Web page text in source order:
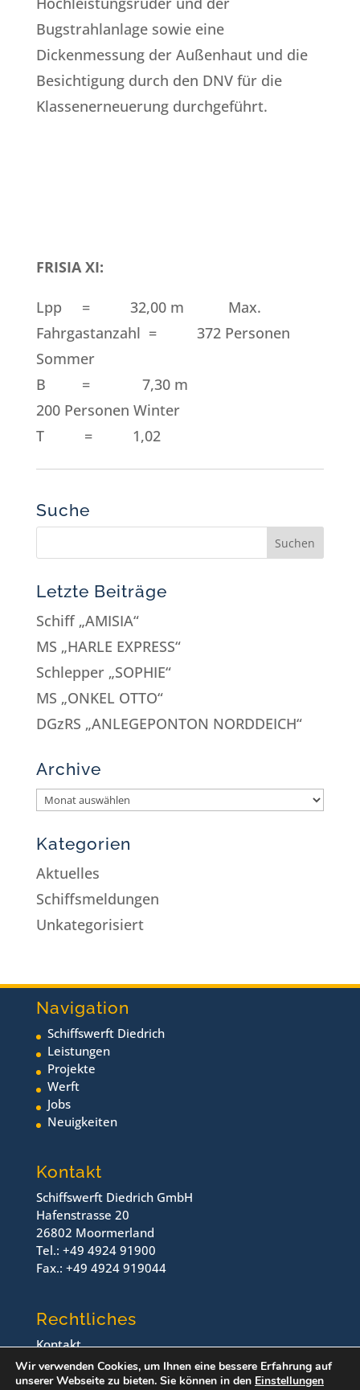
Bugstrahlanlage sowie eine
Dickenmessung der Außenhaut und die
Besichtigung durch den DNV für die
Klassenerneuerung durchgeführt.
FRISIA XI:
Lpp = 32,00 m Max.
Fahrgastanzahl = 372 Personen
Sommer
B = 7,30 m
200 Personen Winter
T = 1,02
Suche
Letzte Beiträge
Schiff „AMISIA“
MS „HARLE EXPRESS“
Schlepper „SOPHIE“
MS „ONKEL OTTO“
DGzRS „ANLEGEPONTON NORDDEICH“
Archive
Kategorien
Aktuelles
Schiffsmeldungen
Unkategorisiert
Navigation
Schiffswerft Diedrich
Leistungen
Projekte
Werft
Jobs
Neuigkeiten
Kontakt
Schiffswerft Diedrich GmbH
Hafenstrasse 20
26802 Moormerland
Tel.: +49 4924 91900
Fax.: +49 4924 919044
Rechtliches
Kontakt
Impressum
Datenschutz
Wir verwenden Cookies, um Ihnen eine bessere Erfahrung auf
unserer Webseite zu bieten. Sie können in den Einstellungen